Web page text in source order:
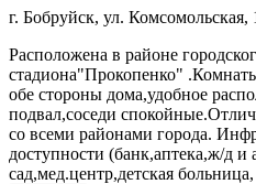
г. Бобруйск, ул. Комсомольская,
Расположена в районе
стадиона"Прокопенко"
обе стороны дома,удобное
подвал,соседи
со всеми районами города.
доступности (банк,аптека,ж/д и
сад,мед.центр,детская